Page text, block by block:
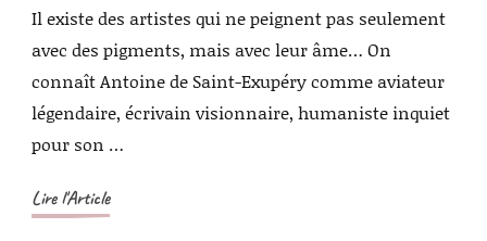
Il existe des artistes qui ne peignent pas seulement
avec des pigments, mais avec leur âme… On
connaît Antoine de Saint-Exupéry comme aviateur
légendaire, écrivain visionnaire, humaniste inquiet
pour son …
Lire l'Article